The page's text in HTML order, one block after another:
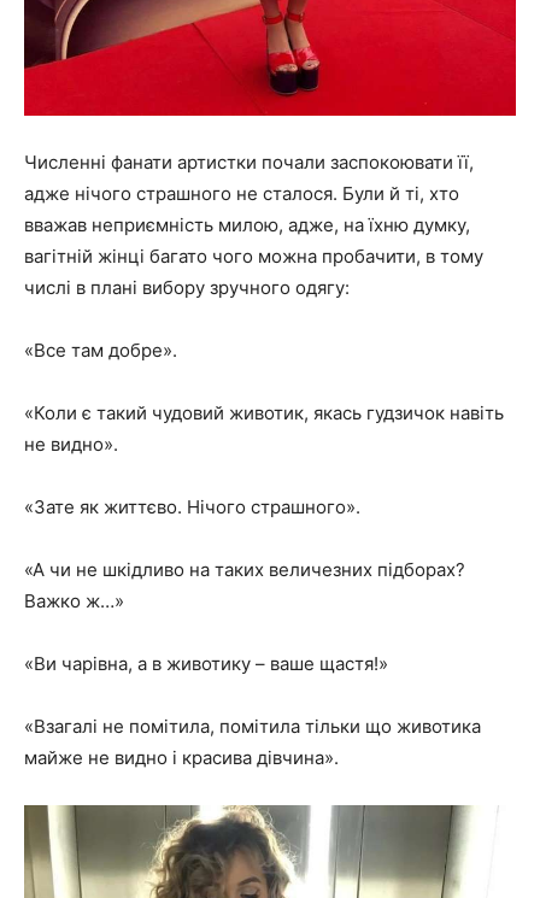
Численні фанати артистки почали заспокоювати її,
адже нічого страшного не сталося. Були й ті, хто
вважав неприємність милою, адже, на їхню думку,
вагітній жінці багато чого можна пробачити, в тому
числі в плані вибору зручного одягу:
«Все там добре».
«Коли є такий чудовий животик, якась гудзичок навіть
не видно».
«Зате як життєво. Нічого страшного».
«А чи не шкідливо на таких величезних підборах?
Важко ж…»
«Ви чарівна, а в животику – ваше щастя!»
«Взагалі не помітила, помітила тільки що животика
майже не видно і красива дівчина».